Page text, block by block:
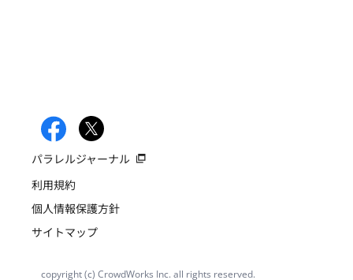
パラレルジャーナル
利用規約
個人情報保護方針
サイトマップ
copyright (c) CrowdWorks Inc. all rights reserved.